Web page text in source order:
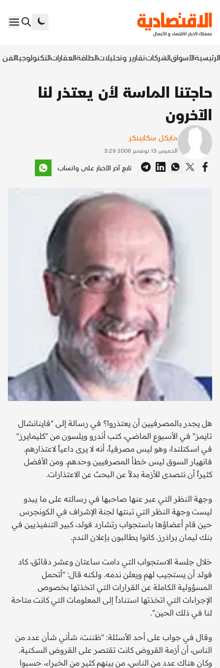
الرئيسيةالأسواقالشركاتتقارير وتحليلاتالطاقةالعقاراتالتكنولوجياالفن
حاجتنا الماسة لأن يعتذر لنا
الآخرون
مايكل سكابينكر
الخميس 13 نوفمبر 2008 3:29
تابع آخر الأخبار على واتساب
هل يجدر بالمصرفيين أن يعتذروا؟ في رسالة إلى "فاينانشال
تايمز" في الأسبوع الماضي، كتب أندرو ويلسون من "كليمايرز"
في اسكتلندا، وهو ليس مصرفياً، أنه لا يرى داعياً لاعتذارهم.
فانهيار السوق ليس خطأ المصرفيين وحدهم. ومن الأفضل
كثيراً أن نتصدى للأزمة بدلاً عن البحث عن الاعتذارات.
وجهة النظر التي عبر عنها صاحبها في رسالته على ما يبدو
ليست وجهة النظر التي تبنتها لجنة الإشراف في الكونجرس
حين قام أعضاؤها باستجواب رتشارد فولد، كبير التنفيذيين في
بنك ليمان براذرز. كانوا يطالبون بإعلان الندم.
خلال جلسة الاستجواب التي دامت ساعتان وعشر دقائق، كاد
فولد أن يستجيب لهم ويعلن ندمه. ولكنه قال: "أتحمل
المسؤولية الكاملة عن القرارات التي اتخذتها بخصوص
الإجراءات التي اتخذتها استناداً إلى المعلومات التي كانت متاحة
لنا في ذلك الحين".
وقال في جواب على أحد الأسئلة: "ظننت، شأني شأن عدد من
الناس، أن أزمة القروض كانت تقتصر على القروض السكنية.
وكان هناك عدد من الناس، من بينهم كثير من الخبراء، حسبوا